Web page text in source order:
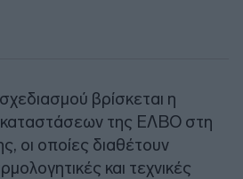
βρίσκεται η
της ΕΛΒΟ στη
οι οποίες διαθέτουν
και τεχνικές